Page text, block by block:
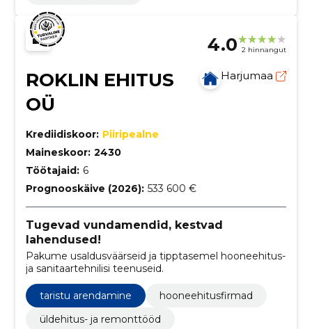
4.0 2 hinnangut
ROKLIN EHITUS
OÜ
Harjumaa
Krediidiskoor: Piiripealne
Maineskoor: 2430
Töötajaid: 6
Prognooskäive (2026): 533 600 €
Tugevad vundamendid, kestvad
lahendused!
Pakume usaldusväärseid ja tipptasemel hooneehitus-
ja sanitaartehnilisi teenuseid.
taristu arendamine
hooneehitusfirmad
üldehitus- ja remonttööd